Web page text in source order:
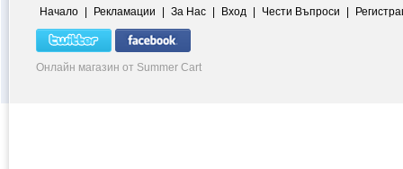
Начало | Рекламации | За Нас | Вход | Чести Въпроси |
Онлайн магазин от Summer Cart